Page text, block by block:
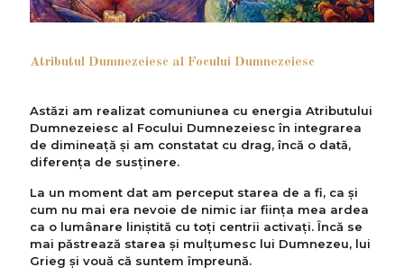
Atributul Dumnezeiesc al Focului Dumnezeiesc
Astăzi am realizat comuniunea cu energia Atributului
Dumnezeiesc al Focului Dumnezeiesc în integrarea
de dimineaţă şi am constatat cu drag, încă o dată,
diferenţa de susţinere.
La un moment dat am perceput starea de a fi, ca și
cum nu mai era nevoie de nimic iar ființa mea ardea
ca o lumânare liniștită cu toţi centrii activaţi. Încă se
mai păstrează starea şi mulţumesc lui Dumnezeu, lui
Grieg şi vouă că suntem împreună.